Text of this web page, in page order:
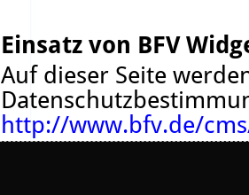
Einsatz von BFV
Auf dieser Seite
http://www.bfv.de/